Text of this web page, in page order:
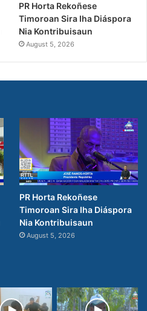
PR Horta Rekoñese
Timoroan Sira Iha Diáspora
Nia Kontribuisaun
August 5, 2026
PR Horta Rekoñese
Timoroan Sira Iha Diáspora
Nia Kontribuisaun
August 5, 2026